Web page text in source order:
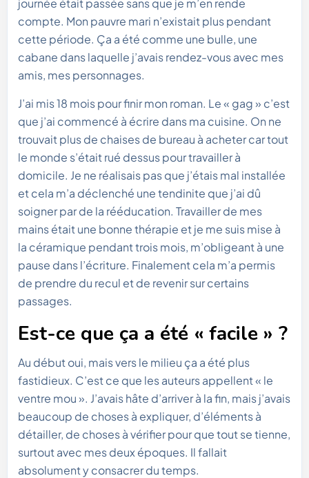
journée était passée sans que je m’en rende
compte. Mon pauvre mari n’existait plus pendant
cette période. Ça a été comme une bulle, une
cabane dans laquelle j’avais rendez-vous avec mes
amis, mes personnages.
J’ai mis 18 mois pour finir mon roman. Le « gag » c’est
que j’ai commencé à écrire dans ma cuisine. On ne
trouvait plus de chaises de bureau à acheter car tout
le monde s’était rué dessus pour travailler à
domicile. Je ne réalisais pas que j’étais mal installée
et cela m’a déclenché une tendinite que j’ai dû
soigner par de la rééducation. Travailler de mes
mains était une bonne thérapie et je me suis mise à
la céramique pendant trois mois, m’obligeant à une
pause dans l’écriture. Finalement cela m’a permis
de prendre du recul et de revenir sur certains
passages.
Est-ce que ça a été « facile » ?
Au début oui, mais vers le milieu ça a été plus
fastidieux. C’est ce que les auteurs appellent « le
ventre mou ». J’avais hâte d’arriver à la fin, mais j’avais
beaucoup de choses à expliquer, d’éléments à
détailler, de choses à vérifier pour que tout se tienne,
surtout avec mes deux époques. Il fallait
absolument y consacrer du temps.